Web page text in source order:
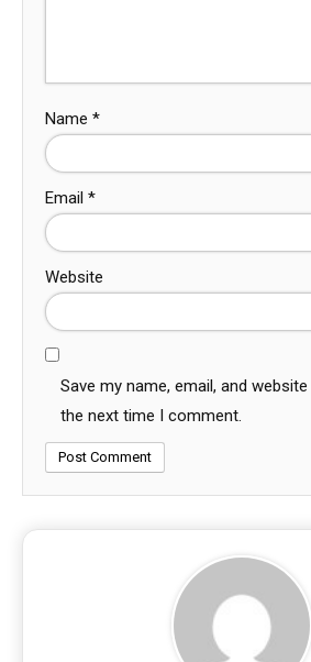
Name *
Email *
Website
Save my name, email, and
the next time I comment.